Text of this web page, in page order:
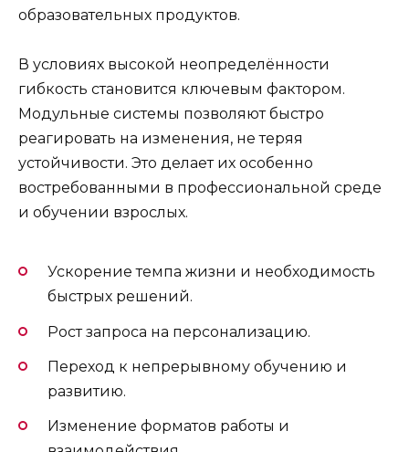
образовательных продуктов.
В условиях высокой неопределённости
гибкость становится ключевым фактором.
Модульные системы позволяют быстро
реагировать на изменения, не теряя
устойчивости. Это делает их особенно
востребованными в профессиональной среде
и обучении взрослых.
Ускорение темпа жизни и необходимость
быстрых решений.
Рост запроса на персонализацию.
Переход к непрерывному обучению и
развитию.
Изменение форматов работы и